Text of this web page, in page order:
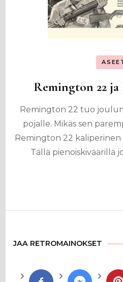
Remington 22
Remington 22 tuo
pojalle. Mikäs sen
Remington 22 kaliperinen
Tällä pienoiskiväärillä
JAA RETROMAINOKSET